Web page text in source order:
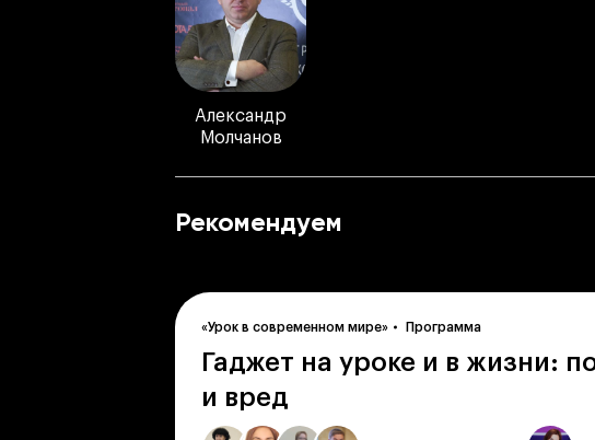
Александр
Молчанов
Рекомендуем
«Урок в современном мире» Программа
Гаджет на уроке и в жизни:
и вред